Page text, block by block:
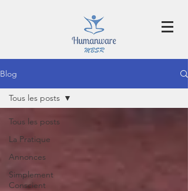
Blog
Tous les posts
La Pratique
Annonces
Simplement
Conscient
Tous les posts